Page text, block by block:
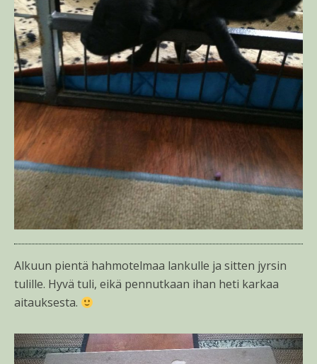
Alkuun pientä hahmotelmaa lankulle ja sitten jyrsin
tulille. Hyvä tuli, eikä pennutkaan ihan heti karkaa
aitauksesta.